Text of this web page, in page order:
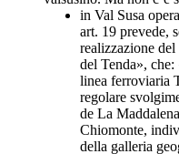
in Val Susa
art. 19 prevede,
realizzazione
del Tenda», che:
linea ferroviaria
regolare
de La
Chiomonte,
della galleria